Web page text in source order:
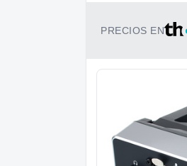
PRECIOS EN